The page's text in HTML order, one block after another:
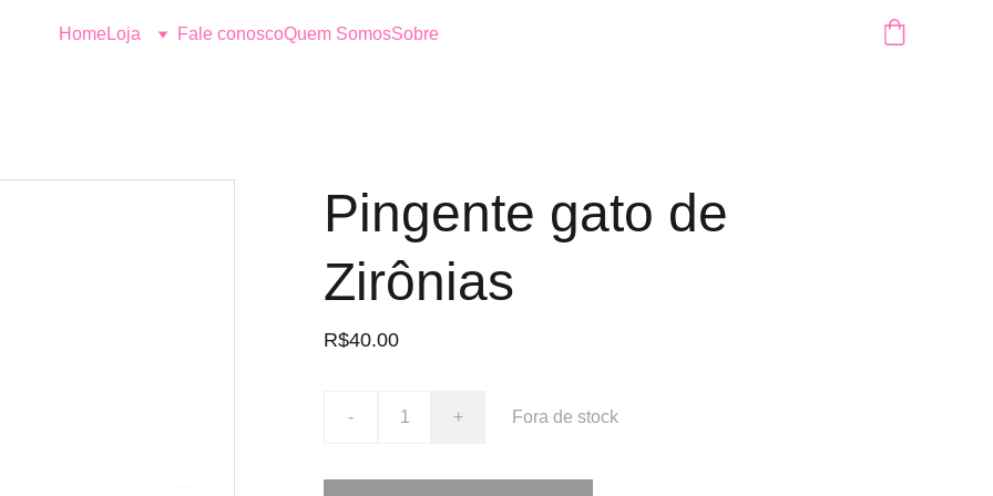
HomeLoja Fale conoscoQuem SomosSobre
Pingente gato de
Zirônias
R$40.00
- + Fora de stock